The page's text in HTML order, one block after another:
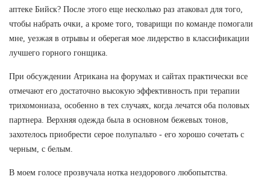
аптеке Бийск? После этого еще несколько раз атаковал для того,
чтобы набрать очки, а кроме того, товарищи по команде помогали
мне, уезжая в отрывы и оберегая мое лидерство в классификации
лучшего горного гонщика.
При обсуждении Атрикана на форумах и сайтах практически все
отмечают его достаточно высокую эффективность при терапии
трихомониаза, особенно в тех случаях, когда лечатся оба половых
партнера. Верхняя одежда была в основном бежевых тонов,
захотелось приобрести серое полупальто - его хорошо сочетать с
черным, с белым.
В моем голосе прозвучала нотка нездорового любопытства.